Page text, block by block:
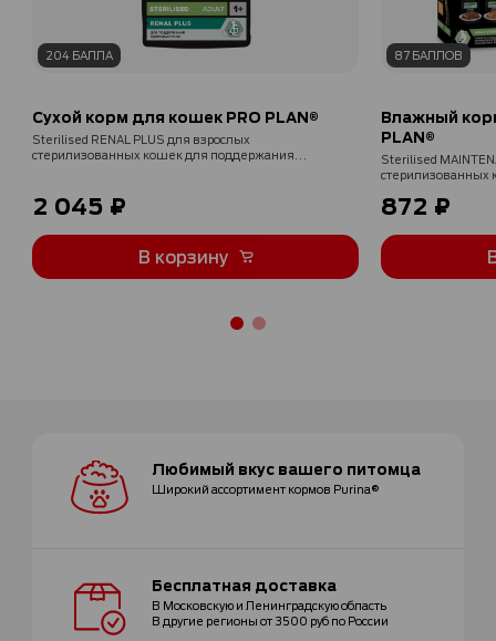
204 БАЛЛА
Сухой корм для кошек PRO PLAN®
Sterilised RENAL PLUS для взрослых
стерилизованных кошек для поддержания
2 045 ₽
В корзину
87 БАЛЛОВ
Влажный
PLAN®
Sterilised
стерилизованных
872 ₽
Любимый вкусвашего питомца
Широкий ассортимент кормов Purina®
Бесплатная доставка
В Московскую и Ленинградскую область
В другие регионы от 3500 руб по России